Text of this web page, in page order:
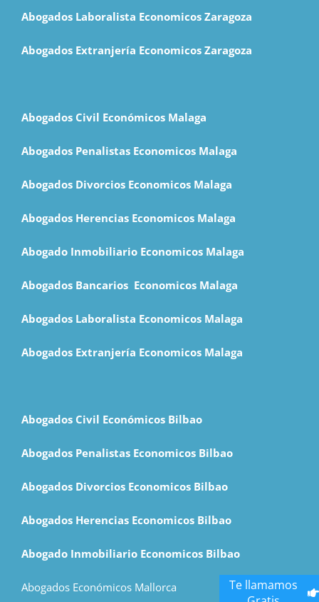
Abogados Laboralista Economicos Zaragoza
Abogados Extranjería Economicos Zaragoza
Abogados Civil Económicos Malaga
Abogados Penalistas Economicos Malaga
Abogados Divorcios Economicos Malaga
Abogados Herencias Economicos Malaga
Abogado Inmobiliario Economicos Malaga
Abogados Bancarios Economicos Malaga
Abogados Laboralista Economicos Malaga
Abogados Extranjería Economicos Malaga
Abogados Civil Económicos Bilbao
Abogados Penalistas Economicos Bilbao
Abogados Divorcios Economicos Bilbao
Abogados Herencias Economicos Bilbao
Abogado Inmobiliario Economicos Bilbao
Abogados Económicos Mallorca
Te llamamos